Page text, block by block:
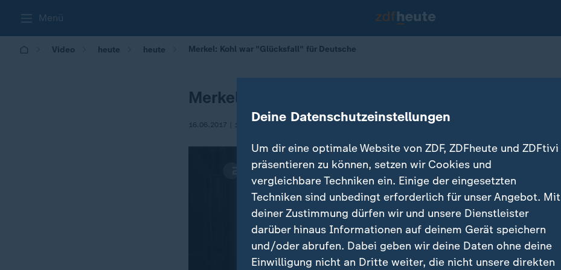
Menü
Video heute heute Merkel: Kohl war "Glücksfall" für Deutsche
Merkel: Kohl war "Glücksfall" für Deutsche
16.06.2017 | 19:26 Deine Datenschutzeinstellungen
Um dir eine optimale Website von ZDF, ZDFheute und ZDFtivi
präsentieren zu können, setzen wir Cookies und
vergleichbare Techniken ein. Einige der eingesetzten
Techniken sind unbedingt erforderlich für unser Angebot. Mit
deiner Zustimmung dürfen wir und unsere Dienstleister
darüber hinaus Informationen auf deinem Gerät speichern
und/oder abrufen. Dabei geben wir deine Daten ohne deine
Einwilligung nicht an Dritte weiter, die nicht unsere direkten